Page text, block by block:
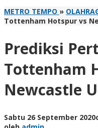
METRO TEMPO »
Tottenham Hotspur vs
Prediksi
Tottenham
Newcastle
Sabtu 26 September 2020